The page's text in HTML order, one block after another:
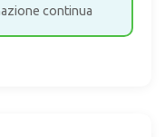
continua